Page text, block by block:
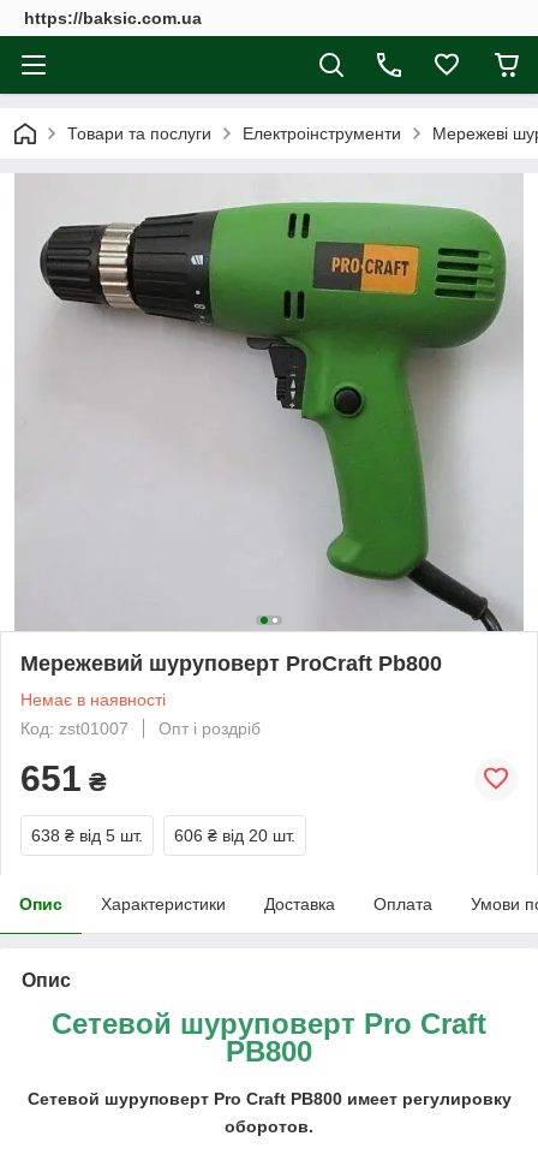
https://baksic.com.ua
Товари та послуги Електроінструменти Мережеві
Мережевий шуруповерт ProCraft Pb800
Немає в наявності
Код: zst01007
Опт і роздріб
651 ₴
638 ₴ від 5 шт. 606 ₴ від 20 шт.
Опис Характеристики Доставка Оплата Умови
Опис
Сетевой шуруповерт Pro Craft
PB800
Сетевой шуруповерт Pro Craft PB800 имеет регулировку
оборотов.